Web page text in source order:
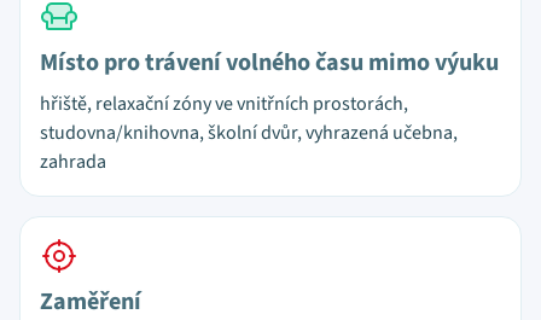
Místo pro trávení volného času mimo výuku
hřiště, relaxační zóny ve vnitřních prostorách,
studovna/knihovna, školní dvůr, vyhrazená učebna,
zahrada
Zaměření